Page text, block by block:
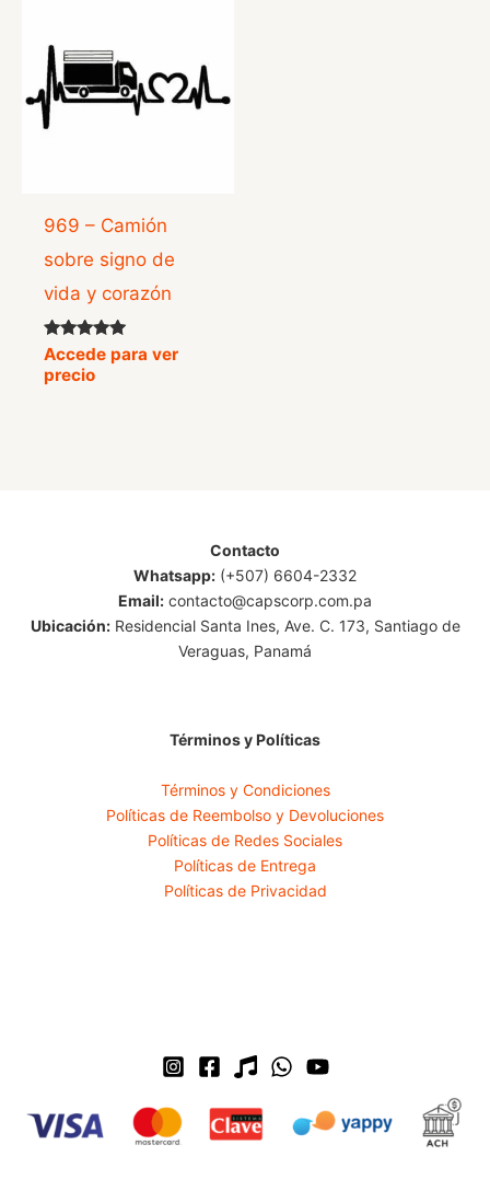
969 – Camión
sobre signo de
vida y corazón
Valorado
con
5.00
Accede para ver
precio
Contacto
Whatsapp: (+507) 6604-2332
Email: contacto@capscorp.com.pa
Ubicación:Residencial Santa Ines, Ave. C. 173, Santiago de
Veraguas, Panamá
Términos y Políticas
Términos y Condiciones
Políticas de Reembolso y Devoluciones
Políticas de Redes Sociales
Políticas de Entrega
Políticas de Privacidad